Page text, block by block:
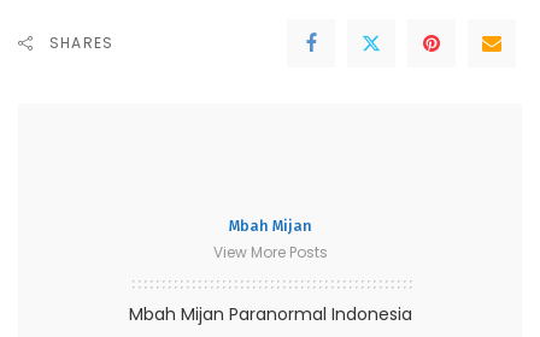
SHARES
Mbah Mijan
View More Posts
Mbah Mijan Paranormal Indonesia